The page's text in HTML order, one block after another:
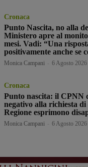
Cronaca
Punto Nascita, no alla
Ministero apre al
mesi. Vadi: “Una
positivamente anche se
Monica Campani 6 Agosto 2026
Cronaca
Punto nascita: il CPNN
negativo alla richiesta di
Regione esprimono
Monica Campani 6 Agosto 2026